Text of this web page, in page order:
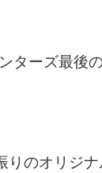
ターズ最後
りのオリジ